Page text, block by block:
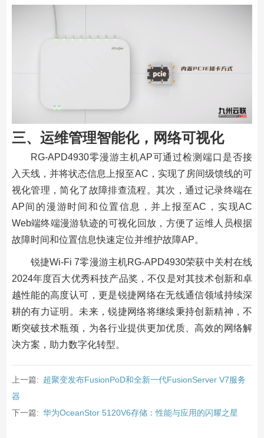
三、运维管理智能化，网络可视化
RG-APD4930零漫游主机AP可通过检测端口是否接
入天线，并将状态信息上报至AC，实现了房间级馈线的可
视化管理，简化了故障排查流程。其次，通过记录终端在
AP间的漫游时间和位置信息，并上报至AC，实现AC
Web端终端漫游轨迹的可视化回放，方便了运维人员根据
故障时间和位置信息快速定位并维护故障AP。
锐捷Wi-Fi 7零漫游主机RG-APD4930荣获中关村在线
2024年度百大优秀科技产品奖，不仅是对其技术创新和卓
越性能的高度认可，更是锐捷网络在无线通信领域持续深
耕的有力证明。未来，锐捷网络将继续秉持创新精神，不
断突破技术瓶颈，为各行业提供更加优质、高效的网络解
决方案，助力数字化转型。
上一篇: 超聚变发布FusionPoD和全新一代FusionServer V7服务
器
下一篇: 华为OceanStor 5120V6存储：性能与应用的闪耀之星